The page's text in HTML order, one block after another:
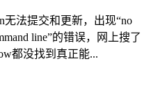
法提交和更新，出现“no
line”的错误，网上搜了
都没找到真正能...